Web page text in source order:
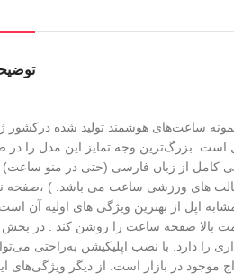
ورزشی ساعت می باشد. ) ،صفحه
اپل از بهترین ویژگی های اولیه
را دارد. با نصب اپلیکیشن به‌راحتی
موجود در بازار است. از دیگر